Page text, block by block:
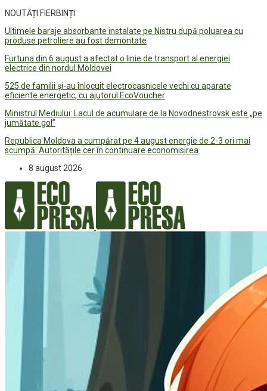
NOUTĂȚI FIERBINȚI
Ultimele baraje absorbante instalate pe Nistru după poluarea cu
produse petroliere au fost demontate
Furtuna din 6 august a afectat o linie de transport al energiei
electrice din nordul Moldovei
525 de familii și-au înlocuit electrocasnicele vechi cu aparate
eficiente energetic, cu ajutorul EcoVoucher
Ministrul Mediului: Lacul de acumulare de la Novodnestrovsk este „pe
jumătate gol”
Republica Moldova a cumpărat pe 4 august energie de 2-3 ori mai
scumpă. Autoritățile cer în continuare economisirea
8 august 2026